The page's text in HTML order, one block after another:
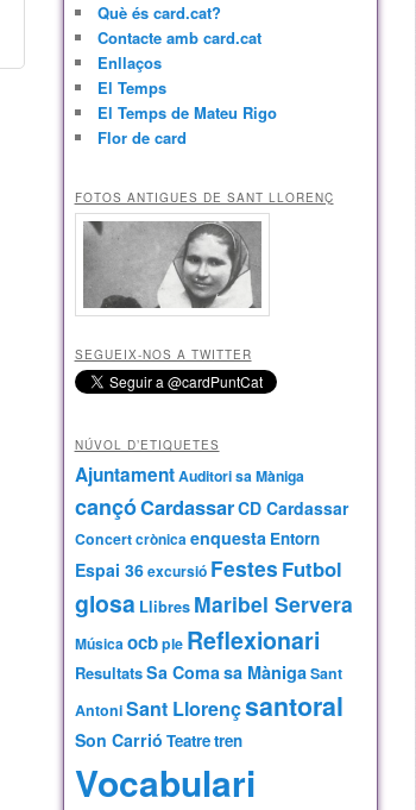
Què és card.cat?
Contacte amb card.cat
Enllaços
El Temps
El Temps de Mateu Rigo
Flor de card
FOTOS ANTIGUES DE SANT LLORENÇ
SEGUEIX-NOS A TWITTER
NÚVOL D’ETIQUETES
AjuntamentAuditori sa Màniga
cançóCardassarCD Cardassar
Concertcrònicaenquesta Entorn
Espai 36excursió Festes Futbol
glosa Llibres Maribel Servera
Músicaocbple Reflexionari
ResultatsSa Comasa MànigaSant
AntoniSant Llorençsantoral
Son Carrió Teatretren
Vocabulari